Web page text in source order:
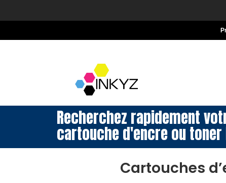
Recherchez rapidement
cartouche d'encre ou
Cartouches